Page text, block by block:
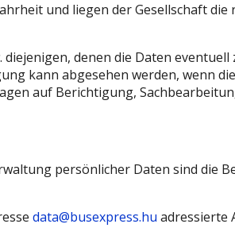
und liegen der Gesellschaft
denen die Daten
kann abgesehen werden, wenn
auf Berichtigung,
persönlicher Daten sind die
data@busexpress.hu adressierte